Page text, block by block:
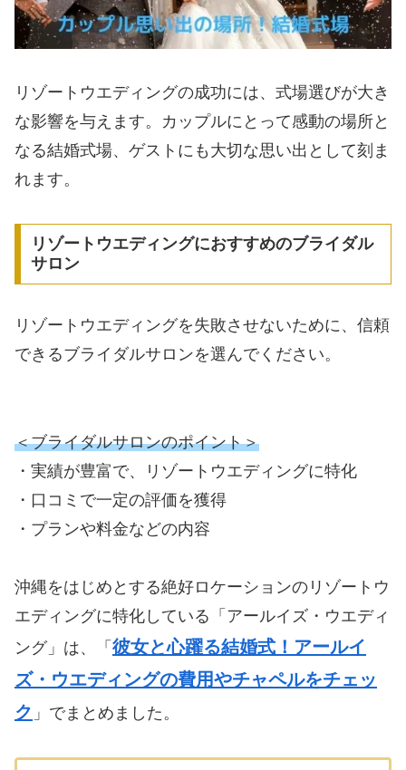
リゾートウエディングの成功には、式場選びが大き
な影響を与えます。カップルにとって感動の場所と
なる結婚式場、ゲストにも大切な思い出として刻ま
れます。
リゾートウエディングにおすすめのブライダル
サロン
リゾートウエディングを失敗させないために、信頼
できるブライダルサロンを選んでください。
＜ブライダルサロンのポイント＞
・実績が豊富で、リゾートウエディングに特化
・口コミで一定の評価を獲得
・プランや料金などの内容
沖縄をはじめとする絶好ロケーションのリゾートウ
エディングに特化している「アールイズ・ウエディ
ング」は、「 彼女と心躍る結婚式！アールイ
ズ・ウエディングの費用やチャペルをチェッ
ク 」でまとめました。